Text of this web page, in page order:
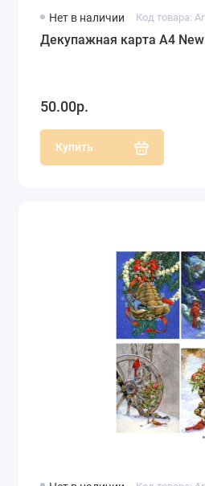
Нет в наличии Код товара:
Декупажная карта А4
50.00р.
Купить